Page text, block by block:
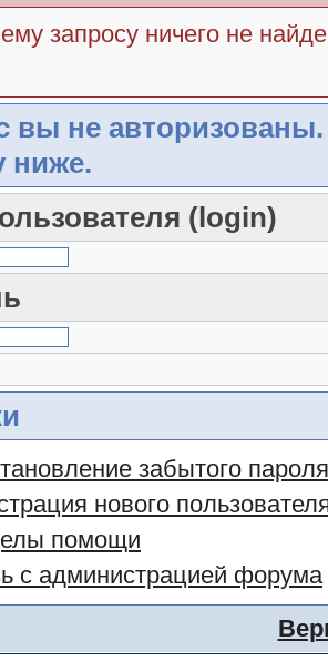
запросу ничего не
вы не
ниже.
(login)
забытого пароля
нового
помощи
с администрацией форума